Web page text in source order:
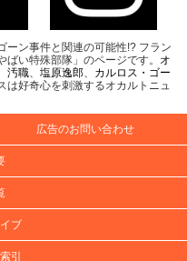
ーン事件と関連の可能性!? フラン
い特殊部隊」のページです。 オ
汚職、 塩原逸郎、 カルロス・ゴー
は好奇心を刺激するオカルトニュ
広告のお問い合わせ
ブ
引